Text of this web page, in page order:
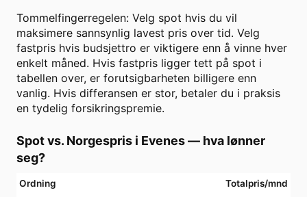
Tommelfingerregelen: Velg spot hvis du vil
maksimere sannsynlig lavest pris over tid. Velg
fastpris hvis budsjettro er viktigere enn å vinne hver
enkelt måned. Hvis fastpris ligger tett på spot i
tabellen over, er forutsigbarheten billigere enn
vanlig. Hvis differansen er stor, betaler du i praksis
en tydelig forsikringspremie.
Spot vs. Norgespris i Evenes— hva lønner
seg?
Ordning Totalpris/mnd